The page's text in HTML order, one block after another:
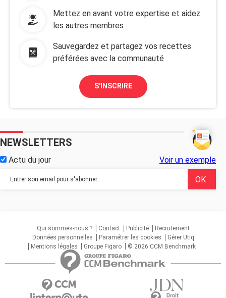
Mettez en avant votre expertise et aidez
les autres membres
Sauvegardez et partagez vos recettes
préférées avec la communauté
S'INSCRIRE
NEWSLETTERS
Actu du jour Voir un exemple
...
Qui sommes-nous ?
Contact Publicité
Recrutement
Données personnelles
Paramétrer les cookies
Gérer Utiq
Mentions légales
Groupe Figaro © 2026 CCM Benchmark